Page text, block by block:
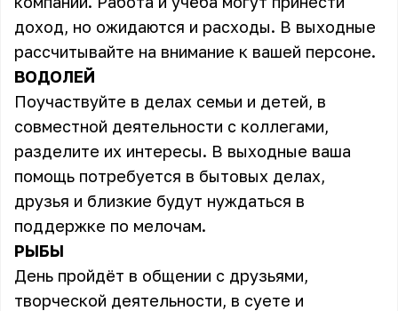
доход, но ожидаются и расходы. В выходные
рассчитывайте на внимание к вашей персоне.
ВОДОЛЕЙ
Поучаствуйте в делах семьи и детей, в
совместной деятельности с коллегами,
разделите их интересы. В выходные ваша
помощь потребуется в бытовых делах,
друзья и близкие будут нуждаться в
поддержке по мелочам.
РЫБЫ
День пройдёт в общении с друзьями,
творческой деятельности, в суете и